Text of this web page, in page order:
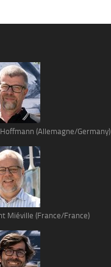
Hoffmann (Allemagne/Germany)
Miéville (France/France)